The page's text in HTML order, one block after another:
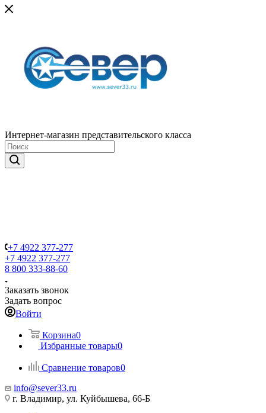
Интернет-магазин представительского класса
+7 4922 377-277
+7 4922 377-277
8 800 333-88-60
Заказать звонок
Задать вопрос
Войти
Корзина0
Избранные товары0
Сравнение товаров0
info@sever33.ru
г. Владимир, ул. Куйбышева, 66-Б